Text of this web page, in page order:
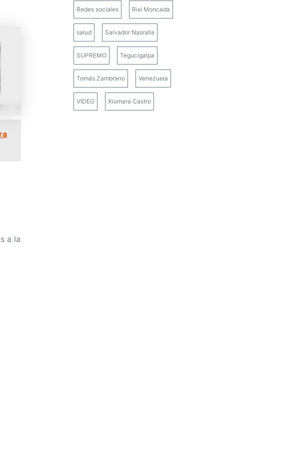
a la
Redes sociales Rixi Moncada
salud Salvador Nasralla
SUPREMO Tegucigalpa
Tomás Zambrano Venezuela
VIDEO Xiomara Castro